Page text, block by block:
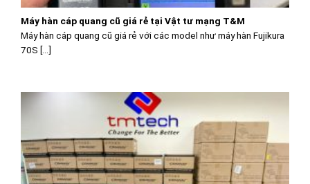
Máy hàn cáp quang cũ giá rẻ tại Vật tư mạng T&M
Máy hàn cáp quang cũ giá rẻ với các model như máy hàn Fujikura
70S [...]